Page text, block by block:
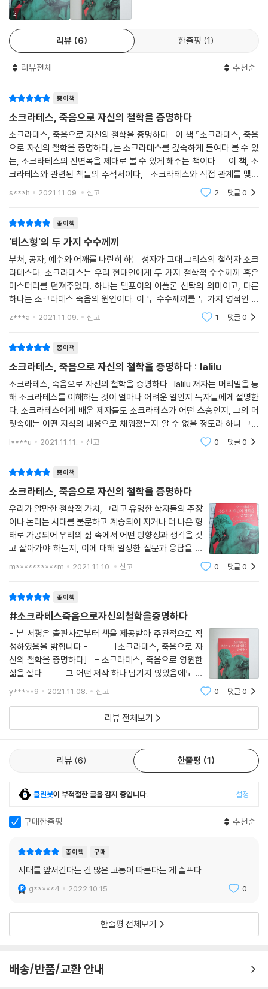
델포이의 신탁이 이 모든 것의 중심이 되어 그것을 하나로 모으고, 그 각각
에 ‘신을 위한 봉사’라는 의미를 부여한다는 점에서는 중요하다.
--- p.168
만약 ‘너 자신을 알라’가 소크라테스 철학에서 어떤 중심적인 의미를 지닌
아는 것이 아니면 안 된다라는 뜻이며, 가장 중요한 일에 대한 우리 자신의
무지를 자각하는 일과 관련된 것이어야 한다는 뜻이다.
--- p.177
『소크라테스의 변명』의 소크라테스는 자신을 등에에 비유하며 사람들을
깨우기 위해 아테네라고 하는 몸집은 커다랗지만 둔한 말에게 등에처럼 신
이 붙여놓았다고 말하는데, 아테네 시민은 ‘막 잠이 들려던 찰나에 잠을 깬
사람들처럼 화를 내며’ 시끄러운 그를 때려서 죽이고 말았던 것이다.
소크라테스가 구하는 지혜가 관념적 지혜가 아니라 일상적 삶을 살아가는
데 필요한 중요한 지혜이며 대부분 치국이나 정치를 하는데 필요한 지혜와
겹친다는 사실과 소크라테스가 자신을 신의 명령으로 아테네라는 국가에
달라붙은 등에라고 부른다는 사실을 알았다.
--- p.236
소크라테스는 전 생애를 정의의 문제에 바친 사람으로 소개된다. 소크라테
에 대한 답이었다. 진정한 철학(애지)이란 그런 것이리라.
--- p.244
가 제도를 경시하게 한다고 지적받았다. 또 독재정권에 대한 옹호라고 비
판받은 것이다. 소크라테스 제자이거나 친한 무리가 아테네에 반기를 드는
인물들이었다는 것도 이러한 아테네인들의 오해를 불러일으키는 데 큰 역
의 무지를 드러내는 폭력적 방법으로 이해되었고, 펠로폰네소스전쟁의 패
에 없었다.
하지만, 소크라테스의 철학은 당시 아테네인들이 생각한 것과 달리 그의
‘정치적’ 태도의 산물이 아니었다. 소크라테스는 지인들이 자신을 탈옥시
키기 위해 찾아왔을 때조차 “살아있는 시간을 어떻게 하면 가장 잘 살 수
있는가를 생각해야 한다”라고 말한 것처럼 잘 산다는 것은 올바르게 산다
는 것, 곧 정의로움에 대한 지속적 질문에 대한 답이었다. 옳고 그름이란 신
한 경험을 통해 자기 자신이 옮음을 가장 잘 아는 것이다. 소크라테스가 직
접 한 말은 아니지만, 소크라테스 철학의 문장으로 유명한 “너 자신을 알
라”라는 말도 이러한 바탕 위에 나왔다. 우리 자신이 근본적으로 부족하다
는 사실에 대해 스스로 아는 것이 아니면 안 된다라는 뜻이다. 그렇기에 소
크라테스는 마지막에 “정당한 죽음”이 아닌 자신의 죄 없는 죽음을 받아들
인 것이다.
한국 독자에게 주는 시사점은?
소크라테스의 생애와 그의 철학을 다룬 이 책을 통해 우리는 얼핏 당연하
게 생각되는 것에 지속적으로 의문을 제기하고 검토하는 반성적 삶이란 무
엇인가를 돌아보게 된다고 답함으로써 결국은 철학에 한층 가까이 가는 철
학적 삶에 대해 옹호하게 된다.
어느 순간 세상의 올바른 가치가 무엇이고, 내가 제대로 된 삶을 살아가는
지에 대해 고민하는 것은 중요하게 여겨지지 않게 되었다. 무엇이든 빠른
속도로 휘발되는 세상이 되었다. 눈앞의 이익보다 길어진 인생에 대한 고
스의 이야기는 언제나 필요할 것이다.
2
리뷰 6 한줄평 1
리뷰전체 추천순
종이책
소크라테스, 죽음으로 자신의 철학을 증명하다
소크라테스, 죽음으로 자신의 철학을 증명하다 이 책 『소크라테스, 죽음
으로 자신의 철학을 증명하다』는 소크라테스를 깊숙하게 들여다 볼 수 있
는, 소크라테스의 진면목을 제대로 볼 수 있게 해주는 책이다. 이 책, 소
크라테스와 관련된 책들의 주석서이다, 소크라테스와 직접 관계를 맺었
던 사람 가운에 우리에게 사료를 제공하는 주요 인물은 플라톤과 크세노
s***h 2021.11.09. 신고 2 댓글0
종이책
'테스형'의 두 가지 수수께끼
부처, 공자, 예수와 어깨를 나란히 하는 성자가 고대 그리스의 철학자 소크
라테스다. 소크라테스는 우리 현대인에게 두 가지 철학적 수수께끼 혹은
미스터리를 던져주었다. 하나는 델포이의 아폴론 신탁의 의미이고, 다른
하나는 소크라테스 죽음의 원인이다. 이 두 수수께끼를 두 가지 영적인 화
두로 삼아도 무방하다. 수수께끼는 답이 있기 마련이다. 첫 번째 수수께끼
z***a 2021.11.09. 신고 1 댓글0
종이책
소크라테스, 죽음으로 자신의 철학을 증명하다 : lalilu
소크라테스, 죽음으로 자신의 철학을 증명하다 : lalilu 저자는 머리말을 통
해 소크라테스를 이해하는 것이 얼마나 어려운 일인지 독자들에게 설명한
다. 소크라테스에게 배운 제자들도 소크라테스가 어떤 스승인지, 그의 머
릿속에는 어떤 지식의 내용으로 채워졌는지 알 수 없을 정도라 하니 그를
연구하는 학자들마다 서로 다른 의견과 주장을 내는 것은 지극히 당연한
l****u 2021.11.11. 신고 0 댓글0
종이책
소크라테스, 죽음으로 자신의 철학을 증명하다
우리가 알만한 철학적 가치, 그리고 유명한 학자들의 주장
이나 논리는 시대를 불문하고 계승되어 지거나 더 나은 형
태로 가공되어 우리의 삶 속에서 어떤 방향성과 생각을 갖
고 살아가야 하는지, 이에 대해 일정한 질문과 응답을 반
복하고 작동하고 있다. 책에서 언급되는 소크라테스 또한
m**********m 2021.11.10. 신고 0 댓글0
종이책
#소크라테스죽음으로자신의철학을증명하다
- 본 서평은 출판사로부터 책을 제공받아 주관적으로 작
성하였음을 밝힙니다 - [소크라테스, 죽음으로 자
신의 철학을 증명하다] - 소크라테스, 죽음으로 영원한
삶을 살다 - 그 어떤 저작 하나 남기지 않았음에도 몇
천 년간 그 이름과 자신의 사상을 후대에 길이 남길 수 있
었던 소크라테스를 보면, 죽음이라는 것은 단지 물리적 소
y*****9 2021.11.08. 신고 0 댓글0
리뷰 전체보기
리뷰 6 한줄평 1
클린봇이 부적절한 글을 감지 중입니다. 설정
구매한줄평 추천순
종이책 구매
시대를 앞서간다는 건 많은 고통이 따른다는 게 슬프다.
g*****4 2022.10.15. 0
한줄평 전체보기
배송/반품/교환 안내